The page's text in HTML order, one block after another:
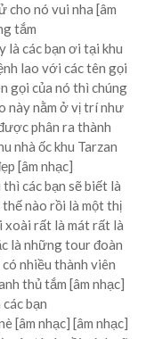
cho nó vui nha [âm
tắm
là các bạn ơi tại khu
lao với các tên gọi
gọi của nó thì chúng
này nằm ở vị trí như
phân ra thành
nhà ốc khu Tarzan
[âm nhạc]
các bạn sẽ biết là
thế nào rồi là một thị
xoài rất là mát rất là
là những tour đoàn
nhiều thành viên
thủ tắm [âm nhạc]
bạn
[âm nhạc] [âm nhạc]